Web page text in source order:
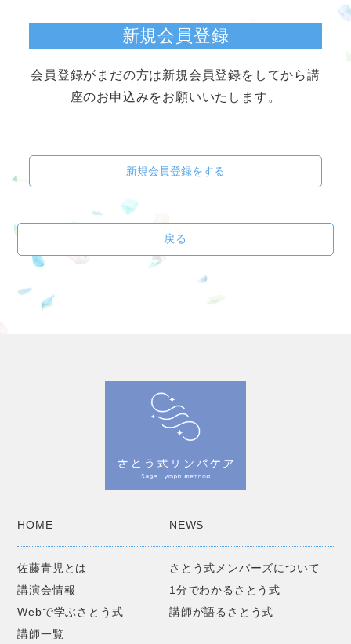
新規会員登録
会員登録がまだの方は新規会員登録をしてから講
座のお申込みをお願いいたします。
新規会員登録をする
戻る
HOME NEWS
佐藤青児とは
さとう式メンバーズについて
講演会情報
1分でわかるさとう式
Webで学ぶさとう式
講師が語るさとう式
講師一覧